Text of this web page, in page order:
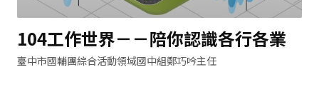
104工作世界－－陪你認識各行各業
臺中市國輔團綜合活動領域國中組鄭巧吟主任